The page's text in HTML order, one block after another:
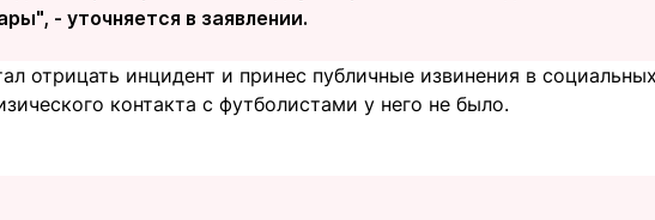
- уточняется в заявлении.
отрицать инцидент и принес публичные извинения в
контакта с футболистами у него не было.